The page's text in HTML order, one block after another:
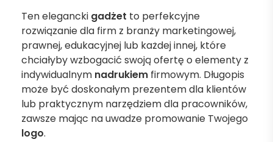
Ten elegancki gadżet to perfekcyjne
rozwiązanie dla firm z branży marketingowej,
prawnej, edukacyjnej lub każdej innej, które
chciałyby wzbogacić swoją ofertę o elementy z
indywidualnym nadrukiem firmowym. Długopis
może być doskonałym prezentem dla klientów
lub praktycznym narzędziem dla pracowników,
zawsze mając na uwadze promowanie Twojego
logo.